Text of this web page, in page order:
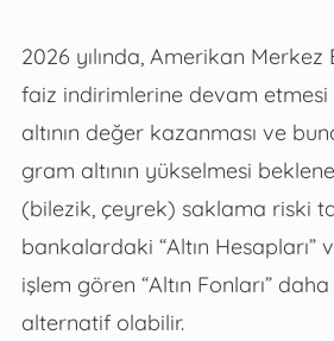
2026 yılında, Amerikan Merkez
faiz indirimlerine devam etmesi
altının değer kazanması ve
gram altının yükselmesi
(bilezik, çeyrek) saklama riski
bankalardaki “Altın Hesapları”
işlem gören “Altın Fonları”
alternatif olabilir.